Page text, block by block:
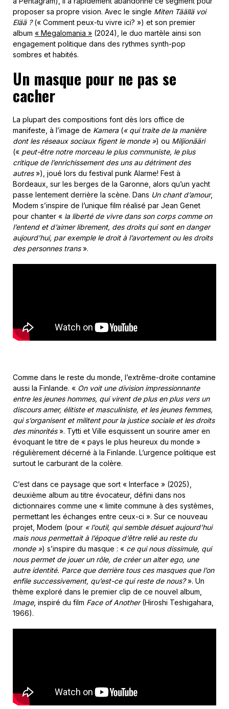
proposer sa propre vision. Avec le single Miten Täällä voi
Elää ?(« Comment peux-tu vivre ici? ») et son premier
album « Megalomania » (2024), le duo martèle ainsi son
engagement politique dans des rythmes synth-pop
sombres et habités.
Un masque pour ne pas se
cacher
La plupart des compositions font dès lors office de
manifeste, à l’image de Kamera(« qui traite de la manière
dont les réseaux sociaux figent le monde ») ou Miljionääri
(« peut-être notre morceau le plus communiste, le plus
critique de l’enrichissement des uns au détriment des
autres»), joué lors du festival punk Alarme! Fest à
Bordeaux, sur les berges de la Garonne, alors qu’un yacht
passe lentement derrière la scène. Dans Un chant d’amour,
Modem s’inspire de l’unique film réalisé par Jean Genet
pour chanter « la liberté de vivre dans son corps comme on
l’entend et d’aimer librement, des droits qui sont en danger
aujourd’hui, par exemple le droit à l’avortement ou les droits
des personnes trans».
Comme dans le reste du monde, l’extrême-droite contamine
aussi la Finlande. « On voit une division impressionnante
entre les jeunes hommes, qui virent de plus en plus vers un
discours amer, élitiste et masculiniste, et les jeunes femmes,
qui s’organisent et militent pour la justice sociale et les droits
des minorités». Tytti et Ville esquissent un sourire amer en
évoquant le titre de « pays le plus heureux du monde »
régulièrement décerné à la Finlande. L’urgence politique est
surtout le carburant de la colère.
C’est dans ce paysage que sort « Interface » (2025),
deuxième album au titre évocateur, défini dans nos
dictionnaires comme une « limite commune à des systèmes,
permettant les échanges entre ceux-ci ». Sur ce nouveau
projet, Modem (pour « l’outil, qui semble désuet aujourd’hui
mais nous permettait à l’époque d’être relié au reste du
monde ») s’inspire du masque : « ce qui nous dissimule, qui
nous permet de jouer un rôle, de créer un alter ego, une
autre identité. Parce que derrière tous ces masques que l’on
enfile successivement, qu’est-ce qui reste de nous?». Un
thème exploré dans le premier clip de ce nouvel album,
Image, inspiré du film Face of Another(Hiroshi Teshigahara,
1966).